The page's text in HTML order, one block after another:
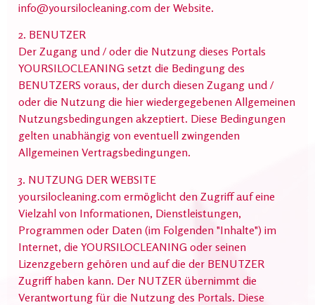
info@yoursilocleaning.com der Website.
2. BENUTZER
Der Zugang und / oder die Nutzung dieses Portals
YOURSILOCLEANING setzt die Bedingung des
BENUTZERS voraus, der durch diesen Zugang und /
oder die Nutzung die hier wiedergegebenen Allgemeinen
Nutzungsbedingungen akzeptiert. Diese Bedingungen
gelten unabhängig von eventuell zwingenden
Allgemeinen Vertragsbedingungen.
3. NUTZUNG DER WEBSITE
yoursilocleaning.com ermöglicht den Zugriff auf eine
Vielzahl von Informationen, Dienstleistungen,
Programmen oder Daten (im Folgenden "Inhalte") im
Internet, die YOURSILOCLEANING oder seinen
Lizenzgebern gehören und auf die der BENUTZER
Zugriff haben kann. Der NUTZER übernimmt die
Verantwortung für die Nutzung des Portals. Diese